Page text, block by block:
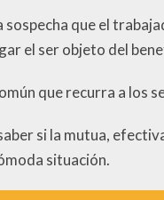
sospecha que el
el ser objeto del
que recurra a
si la mutua,
situación.